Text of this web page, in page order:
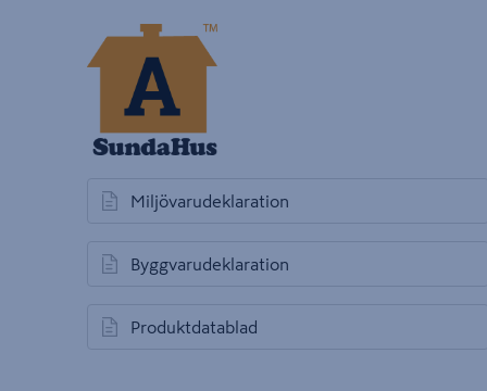
Miljövarudeklaration
öppnas i en ny flik
Byggvarudeklaration
öppnas i en ny flik
Produktdatablad
öppnas i en ny flik